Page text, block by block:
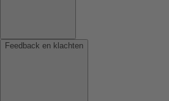
Feedback en klachten